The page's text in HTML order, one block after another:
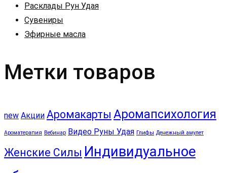
Расклады Рун Удая
Сувениры
Эфирные масла
Метки товаров
new Акции Аромакарты Аромапсихология
Ароматерапия Вебинар Видео Руны Удая Глифы Денежный амулет
Женские Силы Индивидуальное